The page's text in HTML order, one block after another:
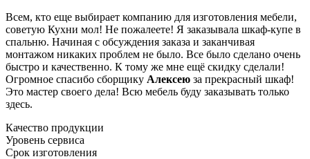
Всем, кто еще выбирает компанию для изготовления мебели,
советую Кухни мол! Не пожалеете! Я заказывала шкаф-купе в
спальню. Начиная с обсуждения заказа и заканчивая
монтажом никаких проблем не было. Все было сделано очень
быстро и качественно. К тому же мне ещё скидку сделали!
Огромное спасибо сборщику Алексею за прекрасный шкаф!
Это мастер своего дела! Всю мебель буду заказывать только
здесь.
Качество продукции
Уровень сервиса
Срок изготовления